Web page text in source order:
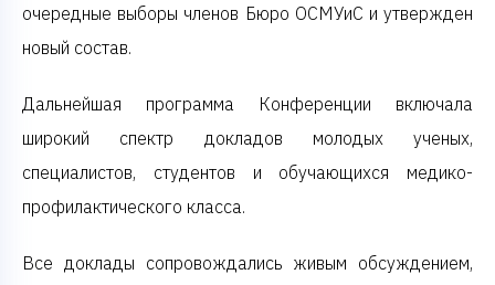
очередные выборы членов Бюро ОСМУиС и утвержден
новый состав.
Дальнейшая программа Конференции включала
широкий спектр докладов молодых ученых,
специалистов, студентов и обучающихся медико-
профилактического класса.
Все доклады сопровождались живым обсуждением,